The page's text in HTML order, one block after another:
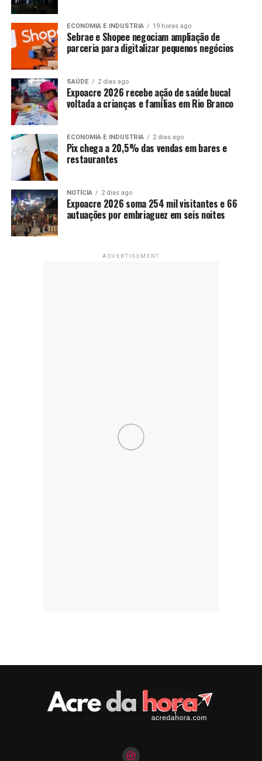
ECONOMIA E INDUSTRIA 19 horas ago
Sebrae e Shopee negociam ampliação de
parceria para digitalizar pequenos negócios
SAÚDE 2 dias ago
Expoacre 2026 recebe ação de saúde bucal
voltada a crianças e famílias em Rio Branco
ECONOMIA E INDUSTRIA 2 dias ago
Pix chega a 20,5% das vendas em bares e
restaurantes
NOTÍCIA 2 dias ago
Expoacre 2026 soma 254 mil visitantes e 66
autuações por embriaguez em seis noites
ADVERTISEMENT